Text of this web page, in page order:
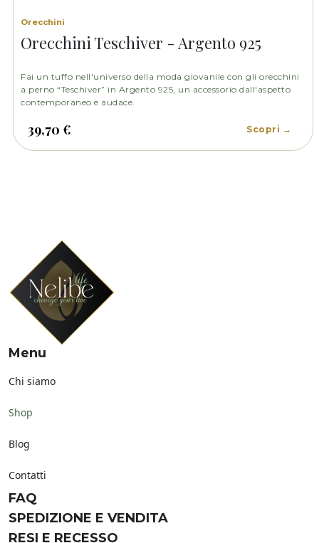
Orecchini
Orecchini Teschiver - Argento 925
Fai un tuffo nell'universo della moda giovanile con gli orecchini
a perno “Teschiver” in Argento 925, un accessorio dall'aspetto
contemporaneo e audace.
39,70 € Scopri →
Menu
Chi siamo
Shop
Blog
Contatti
FAQ
SPEDIZIONE E VENDITA
RESI E RECESSO